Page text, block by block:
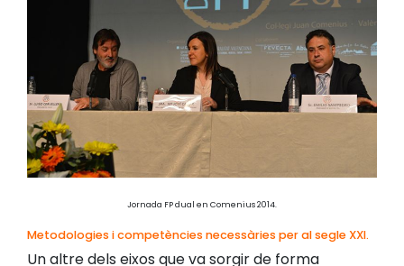
Jornada FP dual en Comenius 2014.
Metodologies i competències necessàries per al segle XXI.
Un altre dels eixos que va sorgir de forma